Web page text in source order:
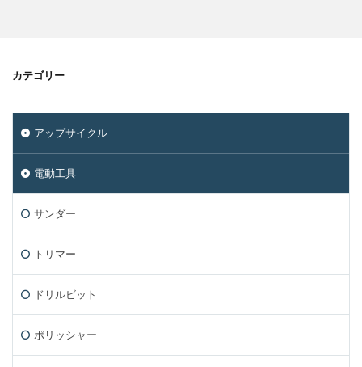
カテゴリー
アップサイクル
電動工具
サンダー
トリマー
ドリルビット
ポリッシャー